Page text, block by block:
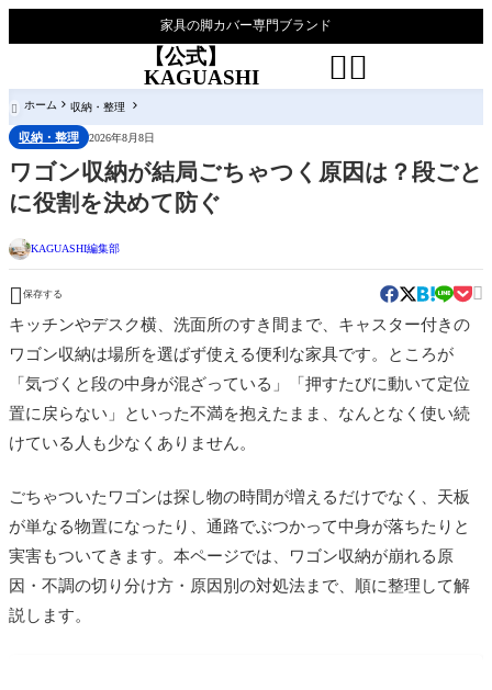
家具の脚カバー専門ブランド
【公式】
KAGUASHI

 ホーム 収納・整理
収納・整理 2026年8月8日
ワゴン収納が結局ごちゃつく原因は？段ごと
に役割を決めて防ぐ
KAGUASHI編集部
 保存する 
キッチンやデスク横、洗面所のすき間まで、キャスター付きの
ワゴン収納は場所を選ばず使える便利な家具です。ところが
「気づくと段の中身が混ざっている」「押すたびに動いて定位
置に戻らない」といった不満を抱えたまま、なんとなく使い続
けている人も少なくありません。
ごちゃついたワゴンは探し物の時間が増えるだけでなく、天板
が単なる物置になったり、通路でぶつかって中身が落ちたりと
実害もついてきます。本ページでは、ワゴン収納が崩れる原
因・不調の切り分け方・原因別の対処法まで、順に整理して解
説します。